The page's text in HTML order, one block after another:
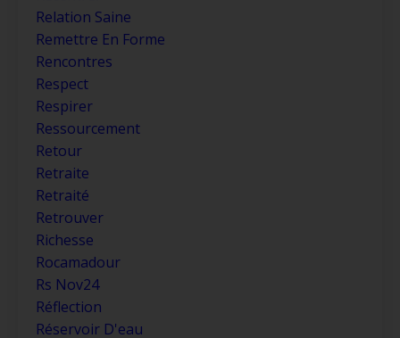
Relation Saine
Remettre En Forme
Rencontres
Respect
Respirer
Ressourcement
Retour
Retraite
Retraité
Retrouver
Richesse
Rocamadour
Rs Nov24
Réflection
Réservoir D'eau